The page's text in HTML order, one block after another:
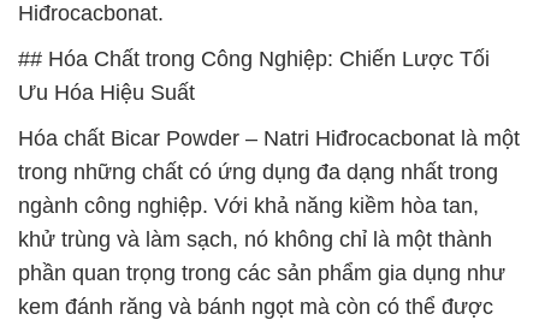
Hiđrocacbonat.
## Hóa Chất trong Công Nghiệp: Chiến Lược Tối
Ưu Hóa Hiệu Suất
Hóa chất Bicar Powder – Natri Hiđrocacbonat là một
trong những chất có ứng dụng đa dạng nhất trong
ngành công nghiệp. Với khả năng kiềm hòa tan,
khử trùng và làm sạch, nó không chỉ là một thành
phần quan trọng trong các sản phẩm gia dụng như
kem đánh răng và bánh ngọt mà còn có thể được